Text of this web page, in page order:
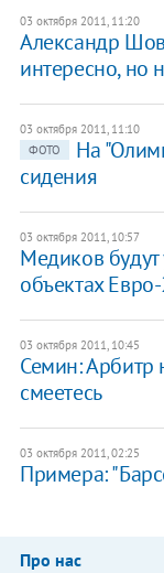
03 октября 2011, 11:20
Александр
интересно, но
03 октября 2011, 11:10
ФОТО
На
сидения
03 октября 2011, 10:57
Медиков
объектах
03 октября 2011, 10:45
Семин: Арбитр
смеетесь
03 октября 2011, 02:25
Примера:
Про нас